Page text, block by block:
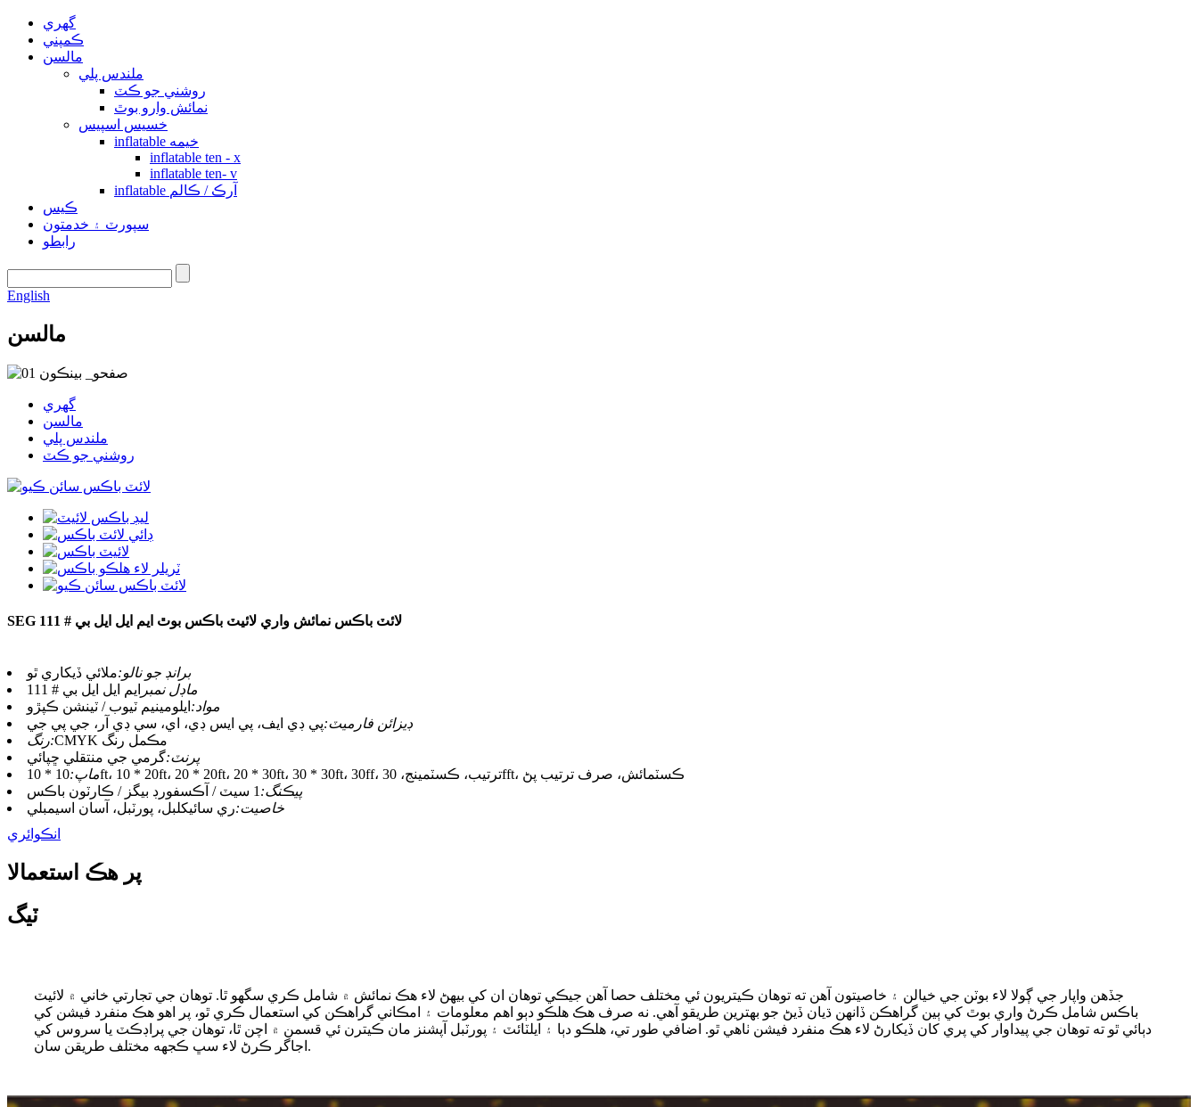
گهري
ڪمپني
مالسن
ملندس پلي
روشني جو ڪٽ
نمائش وارو بوٿ
خسيس اسپيس
inflatable خيمه
inflatable ten - x
inflatable ten- v
inflatable آرڪ / ڪالم
ڪيس
سپورٽ ۽ خدمتون
رابطو
English
مالسن
گهري
مالسن
ملندس پلي
روشني جو ڪٽ
SEG لائٽ باڪس نمائش واري لائيٽ باڪس بوٿ ايم ايل ايل بي # 111
برانڊ جو نالو:ملائي ڏيکاري ٿو
ماڊل نمبر ايم ايل ايل بي # 111
مواد: ايلومينيم ٽيوب / ٽينشن ڪپڙو
ڊيزائن فارميٽ:پي ڊي ايف، پي ايس ڊي، اي، سي ڊي آر، جي پي جي
رنگ:
CMYK مڪمل رنگ
پرنٽ:گرمي جي منتقلي ڇپائي
ماپ:
10 * 10ft، 10 * 20ft، 20 * 20ft، 20 * 30ft، 30 * 30ft، 30ff، ترتيب، ڪسٽمينج، 30fft، ڪسٽمائش، صرف ترتيب پڻ
پيڪنگ: 1 سيٽ / آڪسفورڊ بيگز / ڪارٽون باڪس
خاصيت:ري سائیکلبل، پورٽبل، آسان اسيمبلي
انڪوائري
پر هڪ استعمالا
ٽيگ
جڏهن واپار جي ڳولا لاء بوٽن جي خيالن ۽ خاصيتون آهن ته توهان ڪيتريون ئي مختلف حصا آهن جيڪي توهان ان کي بيهڻ لاء هڪ نمائش ۾ شامل ڪري سگهو ٿا. توهان جي تجارتي خاني ۾ لائيٽ
باڪس شامل ڪرڻ واري بوٿ کي ٻين گراهڪن ڏانهن ڌيان ڏيڻ جو بهترين طريقو آهي. نه صرف هڪ هلڪو دٻو اهم معلومات ۽ امڪاني گراهڪن کي استعمال ڪري ٿو، پر اهو هڪ منفرد فيشن کي
دٻائي ٿو ته توهان جي پيداوار کي پري کان ڏيکارڻ لاء هڪ منفرد فيشن ٺاهي ٿو. اضافي طور تي، هلڪو دٻا ۽ ايلٽائٽ ۽ پورٽبل آپشنز مان ڪيترن ئي قسمن ۾ اچن ٿا، توهان جي پراڊڪٽ يا سروس کي
اجاگر ڪرڻ لاء سڀ ڪجهه مختلف طريقن سان.